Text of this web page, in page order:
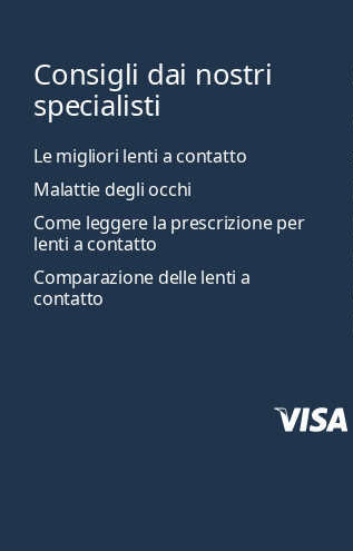
Consigli dai nostri
specialisti
Le migliori lenti a contatto
Malattie degli occhi
Come leggere la prescrizione per
lenti a contatto
Comparazione delle lenti a
contatto